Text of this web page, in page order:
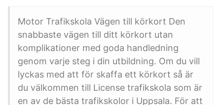
Motor Trafikskola Vägen till körkort Den
snabbaste vägen till ditt körkort utan
komplikationer med goda handledning
genom varje steg i din utbildning. Om du vill
lyckas med att för skaffa ett körkort så är
du välkommen till License trafikskola som är
en av de bästa trafikskolor i Uppsala. För att